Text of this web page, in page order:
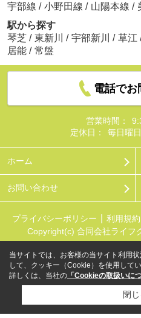
宇部線 / 小野田線 / 山陽本線 /
駅から探す
琴芝 / 東新川 / 宇部新川 / 草江
居能 / 常盤
電話でお
営業時間：
定休日：
毎日曜
ホーム
お問い合わせ
プライバシーポリシー 利用規約
Copyright(c) 合同会社ライフ
当サイトでは、お客様の当サイト利用
して、クッキー（Cookie）を使用してい
詳しくは、当社の 「Cookieの取扱いに
閉じ